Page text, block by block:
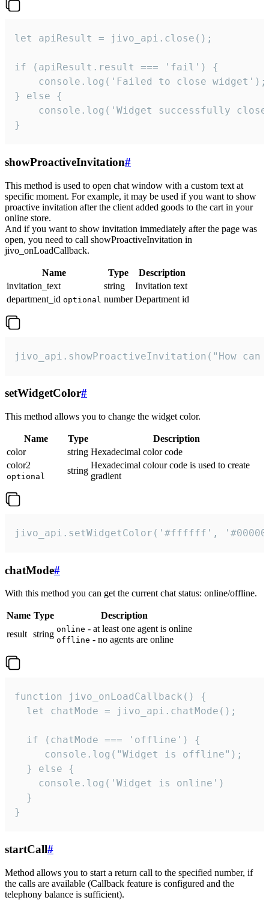
let apiResult = jivo_api.close();
if (apiResult.result === 'fail') {
    console.log('Failed to close widget');
} else {
console.log('Widget successfully
}
showProactiveInvitation#
This method is used to open chat window with a custom text at
specific moment. For example, it may be used if you want to show
proactive invitation after the client added goods to the cart in your
online store.
And if you want to show invitation immediately after the page was
open, you need to call showProactiveInvitation in
jivo_onLoadCallback.
Name Type
Description
invitation_text
string
Invitation text
department_id optional number Department id
jivo_api.showProactiveInvitation("How
setWidgetColor#
This method allows you to change the widget color.
Name Type
Description
color
string Hexadecimal color code
color2
optional
string
Hexadecimal colour code is used to create
gradient
jivo_api.setWidgetColor('#ffffff',
chatMode#
With this method you can get the current chat status: online/offline.
Name Type
Description
result string online - at least one agent is online
offline - no agents are online
function jivo_onLoadCallback() {
  let chatMode = jivo_api.chatMode();
  if (chatMode === 'offline') {
     console.log("Widget is offline");
  } else {
    console.log('Widget is online')
  }
}
startCall#
Method allows you to start a return call to the specified number, if
the calls are available (Callback feature is configured and the
telephony balance is sufficient).